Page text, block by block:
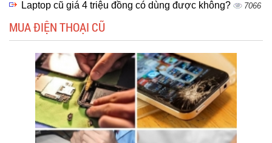
Laptop cũ giá 4 triệu đồng có dùng được không? 7066
MUA ĐIỆN THOẠI CŨ